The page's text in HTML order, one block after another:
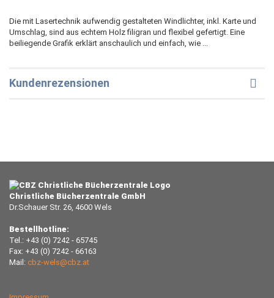
Die mit Lasertechnik aufwendig gestalteten Windlichter, inkl. Karte und
Umschlag, sind aus echtem Holz filigran und flexibel gefertigt. Eine
beiliegende Grafik erklärt anschaulich und einfach, wie ...
Kundenrezensionen
Christliche Bücherzentrale GmbH
Dr.Schauer Str. 26, 4600 Wels
Bestellhotline:
Tel.: +43 (0) 7242 - 65745
Fax: +43 (0) 7242 - 66163
Mail: cbz-wels@cbz.at